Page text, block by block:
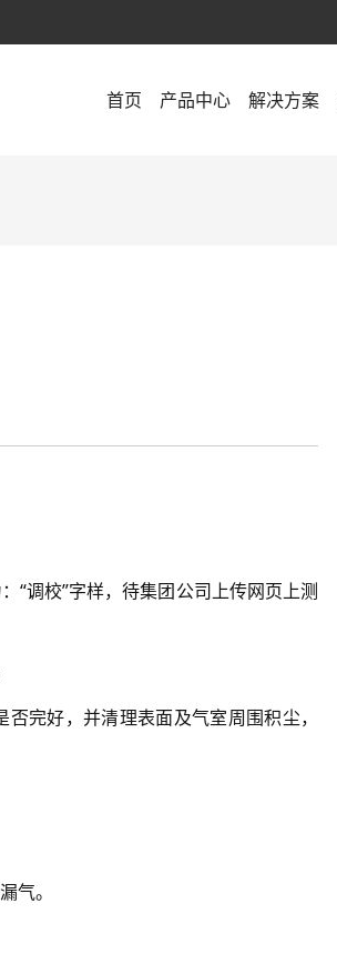
首页 产品中心 解决方案
“调校”字样，待集团公司上传网页上测
完好，并清理表面及气室周围积尘，
气。